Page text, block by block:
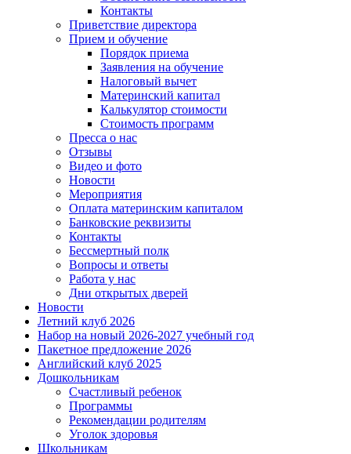
Контакты
Приветствие директора
Прием и обучение
Порядок приема
Заявления на обучение
Налоговый вычет
Материнский капитал
Калькулятор стоимости
Стоимость программ
Пресса о нас
Отзывы
Видео и фото
Новости
Мероприятия
Оплата материнским капиталом
Банковские реквизиты
Контакты
Бессмертный полк
Вопросы и ответы
Работа у нас
Дни открытых дверей
Новости
Летний клуб 2026
Набор на новый 2026-2027 учебный год
Пакетное предложение 2026
Английский клуб 2025
Дошкольникам
Счастливый ребенок
Программы
Рекомендации родителям
Уголок здоровья
Школьникам